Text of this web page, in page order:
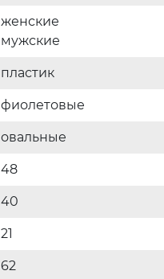
женские
мужские
пластик
фиолетовые
овальные
48
40
21
62